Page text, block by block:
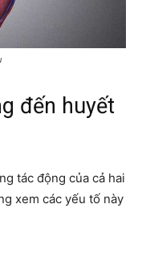
đến huyết
tác động của cả hai
xem các yếu tố này